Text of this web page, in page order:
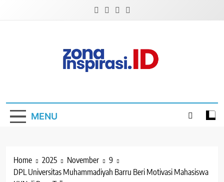
MENU
Home 2025 November
9
DPL Universitas Muhammadiyah Barru Beri Motivasi Mahasiswa